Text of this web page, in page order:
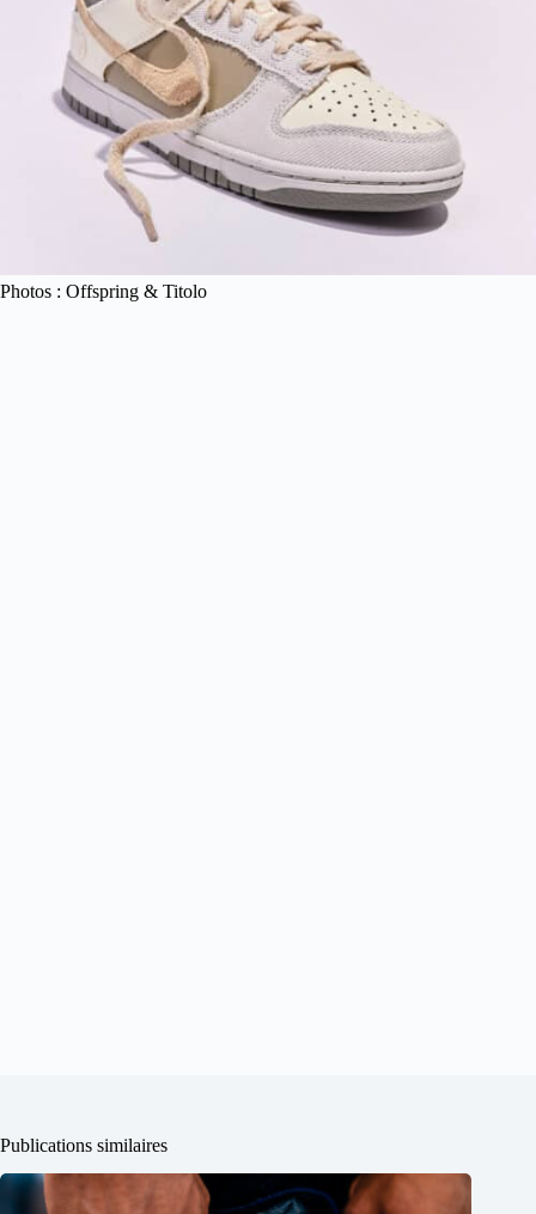
Photos : Offspring & Titolo
Publications similaires